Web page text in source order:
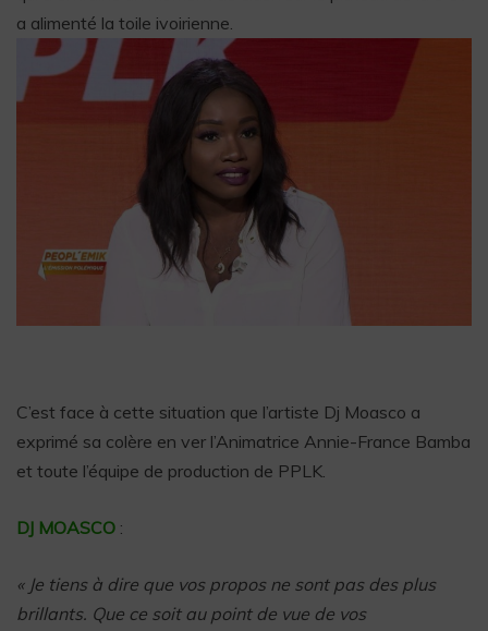
a alimenté la toile ivoirienne.
C’est face à cette situation que l’artiste Dj Moasco a
exprimé sa colère en ver l’Animatrice Annie-France Bamba
et toute l’équipe de production de PPLK.
DJ MOASCO :
« Je tiens à dire que vos propos ne sont pas des plus
brillants. Que ce soit au point de vue de vos